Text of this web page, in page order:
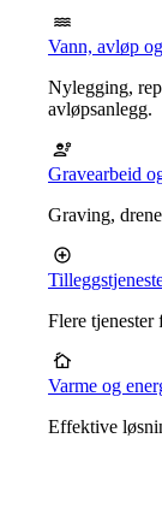
Vann, avløp
Nylegging,
avløpsanlegg.
Gravearbeid
Graving,
Flere tjenester
Varme og
Effektive